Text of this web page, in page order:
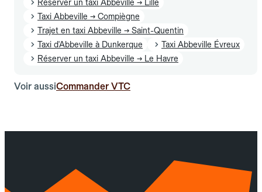
Réserver un taxi Abbeville → Lille
Taxi Abbeville → Compiègne
Trajet en taxi Abbeville → Saint-Quentin
Taxi d'Abbeville à Dunkerque
Taxi Abbeville Évreux
Réserver un taxi Abbeville → Le Havre
Voir aussiCommander VTC